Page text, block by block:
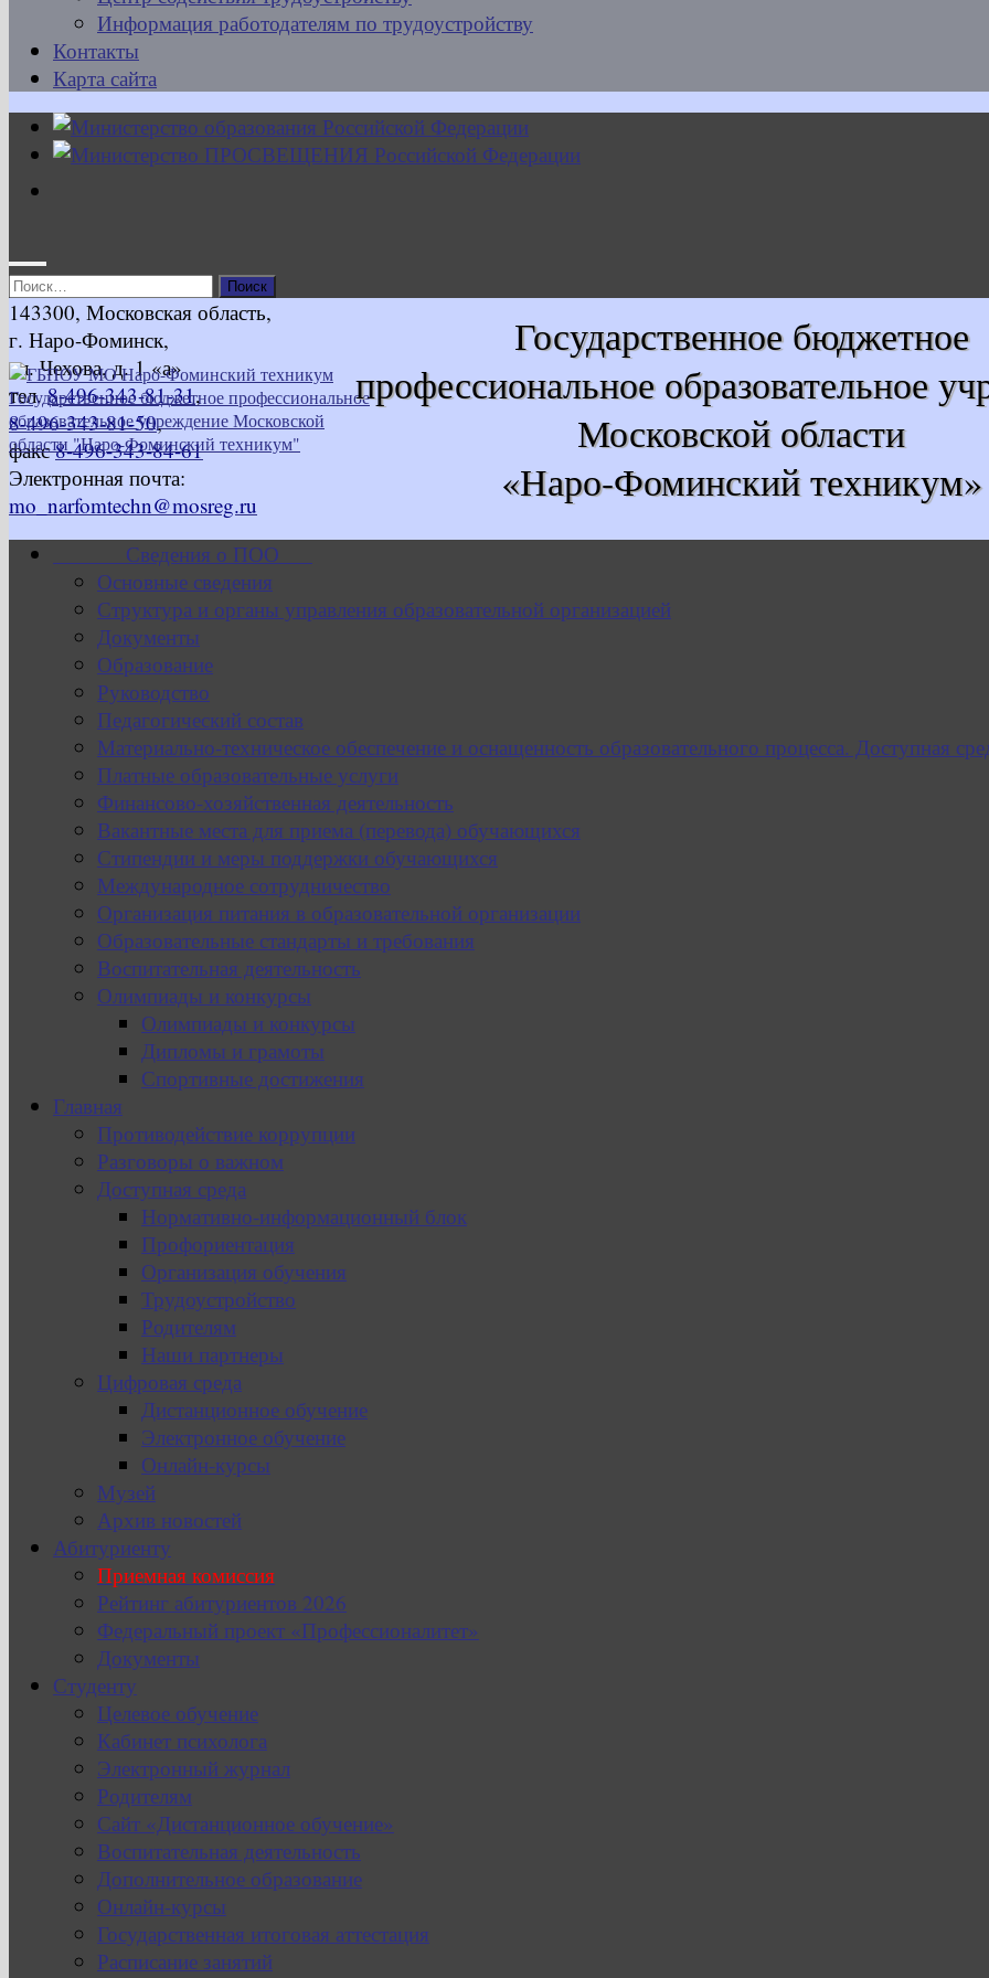
Информация работодателям по трудоустройству
Контакты
Карта сайта
Найти:
Государственное бюджетное
профессиональное образовательное
Московской области
«Наро-Фоминский техникум»
143300, Московская область,
г. Наро-Фоминск,
ул. Чехова, д. 1 «а»
тел.8-496-343-81-31,
8-496-343-81-50,
факс8-496-343-84-61
Электронная почта:
mo_narfomtechn@mosreg.ru
Сведения о ПОО
Основные сведения
Структура и органы управления образовательной организацией
Документы
Образование
Руководство
Педагогический состав
Материально-техническое обеспечение и оснащенность образовательного процесса. Доступная
Платные образовательные услуги
Финансово-хозяйственная деятельность
Вакантные места для приема (перевода) обучающихся
Стипендии и меры поддержки обучающихся
Международное сотрудничество
Организация питания в образовательной организации
Образовательные стандарты и требования
Воспитательная деятельность
Олимпиады и конкурсы
Олимпиады и конкурсы
Дипломы и грамоты
Спортивные достижения
Главная
Противодействие коррупции
Разговоры о важном
Доступная среда
Нормативно-информационный блок
Профориентация
Организация обучения
Трудоустройство
Родителям
Наши партнеры
Цифровая среда
Дистанционное обучение
Электронное обучение
Онлайн-курсы
Музей
Архив новостей
Абитуриенту
Приемная комиссия
Рейтинг абитуриентов 2026
Федеральный проект «Профессионалитет»
Документы
Студенту
Целевое обучение
Кабинет психолога
Электронный журнал
Родителям
Сайт «Дистанционное обучение»
Воспитательная деятельность
Дополнительное образование
Онлайн-курсы
Государственная итоговая аттестация
Расписание занятий